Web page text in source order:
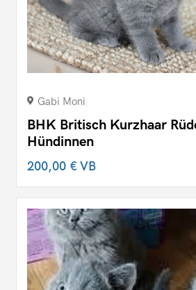
Gabi Moni
BHK Britisch Kurzhaar
Hündinnen
200,00 €VB